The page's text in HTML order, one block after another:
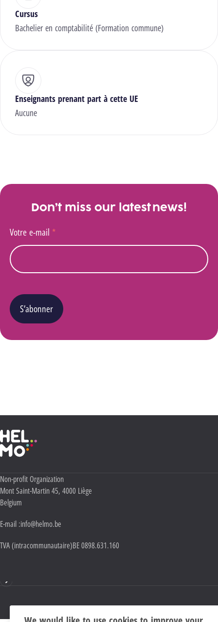
Cursus
Bachelier en comptabilité (Formation commune)
Enseignants prenant part à cette UE
Aucune
Don’t miss our latest news!
Votre e-mail *
S’abonner
Haute École Libre Mosane
Adresse :
Non-profit Organization
Mont Saint-Martin 45, 4000 Liège
Belgium
E-mail :info@helmo.be
TVA (intracommunautaire)BE 0898.631.160